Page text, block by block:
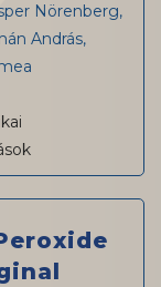
Nörenberg,
András,